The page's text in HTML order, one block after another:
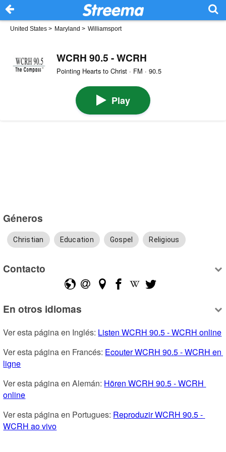
United States > Maryland > Williamsport
WCRH 90.5 - WCRH
Pointing Hearts to Christ · FM · 90.5
Play
Géneros
Christian Education Gospel Religious
Contacto
En otros idiomas
Ver esta página en Inglés: Listen WCRH 90.5 - WCRH online
Ver esta página en Francés: Ecouter WCRH 90.5 - WCRH en
ligne
Ver esta página en Alemán: Hören WCRH 90.5 - WCRH
online
Ver esta página en Portugues: Reproduzir WCRH 90.5 -
WCRH ao vivo